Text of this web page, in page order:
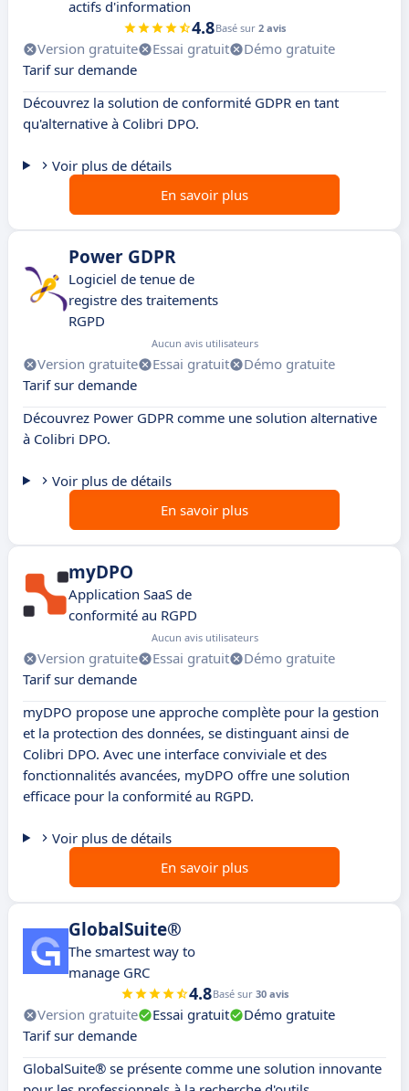
actifs d'information
4.8Basé sur 2 avis
Version gratuite Essai gratuit
Démo gratuite
Tarif sur demande
Découvrez la solution de conformité GDPR en tant
qu'alternative à Colibri DPO.
Voir plus de détails
En savoir plus
Power GDPR
Logiciel de tenue de
registre des traitements
RGPD
Aucun avis utilisateurs
Version gratuite Essai gratuit
Démo gratuite
Tarif sur demande
Découvrez Power GDPR comme une solution alternative
à Colibri DPO.
Voir plus de détails
En savoir plus
myDPO
Application SaaS de
conformité au RGPD
Aucun avis utilisateurs
Version gratuite Essai gratuit
Démo gratuite
Tarif sur demande
myDPO propose une approche complète pour la gestion
et la protection des données, se distinguant ainsi de
Colibri DPO. Avec une interface conviviale et des
fonctionnalités avancées, myDPO offre une solution
efficace pour la conformité au RGPD.
Voir plus de détails
En savoir plus
GlobalSuite®
The smartest way to
manage GRC
4.8Basé sur 30 avis
Version gratuite Essai gratuit
Démo gratuite
Tarif sur demande
GlobalSuite® se présente comme une solution innovante